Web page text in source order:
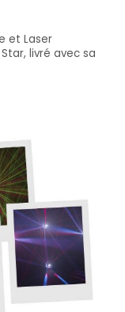
et Laser
livré avec sa